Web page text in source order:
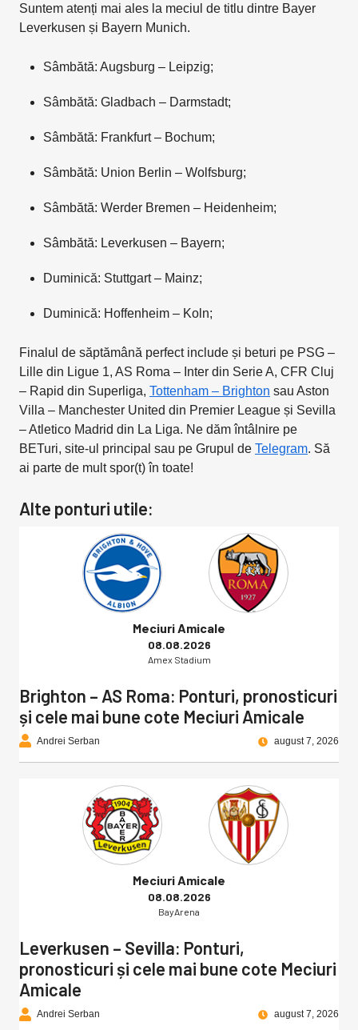
Suntem atenți mai ales la meciul de titlu dintre Bayer
Leverkusen și Bayern Munich.
Sâmbătă: Augsburg – Leipzig;
Sâmbătă: Gladbach – Darmstadt;
Sâmbătă: Frankfurt – Bochum;
Sâmbătă: Union Berlin – Wolfsburg;
Sâmbătă: Werder Bremen – Heidenheim;
Sâmbătă: Leverkusen – Bayern;
Duminică: Stuttgart – Mainz;
Duminică: Hoffenheim – Koln;
Finalul de săptămână perfect include și beturi pe PSG –
Lille din Ligue 1, AS Roma – Inter din Serie A, CFR Cluj
– Rapid din Superliga, Tottenham – Brighton sau Aston
Villa – Manchester United din Premier League și Sevilla
– Atletico Madrid din La Liga. Ne dăm întâlnire pe
BETuri, site-ul principal sau pe Grupul de Telegram. Să
ai parte de mult spor(t) în toate!
Alte ponturi utile:
Meciuri Amicale
08.08.2026
Amex Stadium
Brighton – AS Roma: Ponturi, pronosticuri
și cele mai bune cote Meciuri Amicale
Andrei Serban august 7, 2026
Meciuri Amicale
08.08.2026
BayArena
Leverkusen – Sevilla: Ponturi,
pronosticuri și cele mai bune cote Meciuri
Amicale
Andrei Serban august 7, 2026